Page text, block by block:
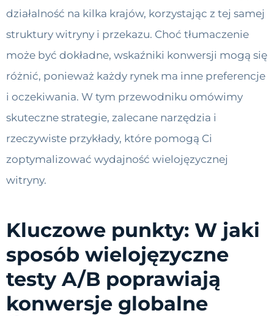
działalność na kilka krajów, korzystając z tej samej
struktury witryny i przekazu. Choć tłumaczenie
może być dokładne, wskaźniki konwersji mogą się
różnić, ponieważ każdy rynek ma inne preferencje
i oczekiwania. W tym przewodniku omówimy
skuteczne strategie, zalecane narzędzia i
rzeczywiste przykłady, które pomogą Ci
zoptymalizować wydajność wielojęzycznej
witryny.
Kluczowe punkty: W jaki
sposób wielojęzyczne
testy A/B poprawiają
konwersje globalne